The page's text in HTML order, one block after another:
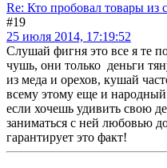
Re: Кто пробовал товары из
#19
25 июля 2014, 17:19:52
Слушай фигня это все я те
чушь, они только деньги
из меда и орехов, кушай
всему этому еще и
если хочешь удивить свою
заниматься с ней любовью
гарантирует это факт!